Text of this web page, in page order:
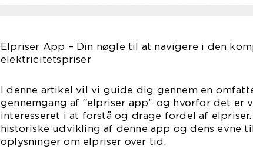
Elpriser App – Din nøgle til at navigere i den
elektricitetspriser
I denne artikel vil vi guide dig gennem en
gennemgang af “elpriser app” og hvorfor det er
interesseret i at forstå og drage fordel af
historiske udvikling af denne app og dens evne
oplysninger om elpriser over tid.